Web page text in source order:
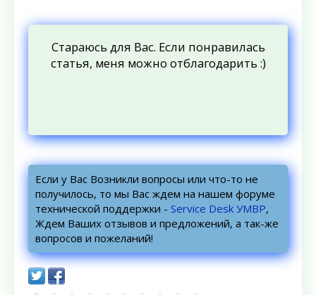
Стараюсь для Вас. Если понравилась
статья, меня можно отблагодарить :)
Если у Вас Возникли вопросы или что-то не
получилось, то мы Вас ждем на нашем форуме
технической поддержки - Service Desk УМВР,
Ждем Ваших отзывов и предложений, а так-же
вопросов и пожеланий!